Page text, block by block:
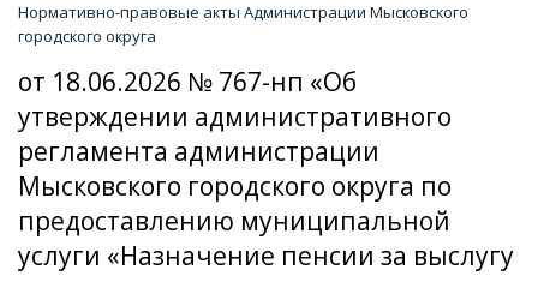
Нормативно-правовые акты Администрации Мысковского
городского округа
от 18.06.2026 № 767-нп «Об
утверждении административного
регламента администрации
Мысковского городского округа по
предоставлению муниципальной
услуги «Назначение пенсии за выслугу